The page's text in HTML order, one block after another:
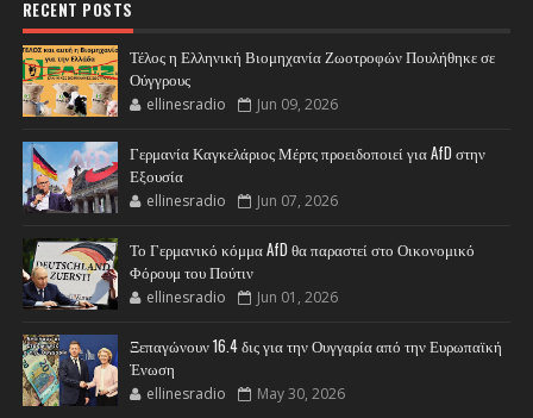
RECENT POSTS
Τέλος η Ελληνική Βιομηχανία Ζωοτροφών Πουλήθηκε σε
Ούγγρους
ellinesradio Jun 09, 2026
Γερμανία Καγκελάριος Μέρτς προειδοποιεί για AfD στην
Εξουσία
ellinesradio Jun 07, 2026
Το Γερμανικό κόμμα AfD θα παραστεί στο Οικονομικό
Φόρουμ του Πούτιν
ellinesradio Jun 01, 2026
Ξεπαγώνουν 16.4 δις για την Ουγγαρία από την Ευρωπαϊκή
Ένωση
ellinesradio May 30, 2026